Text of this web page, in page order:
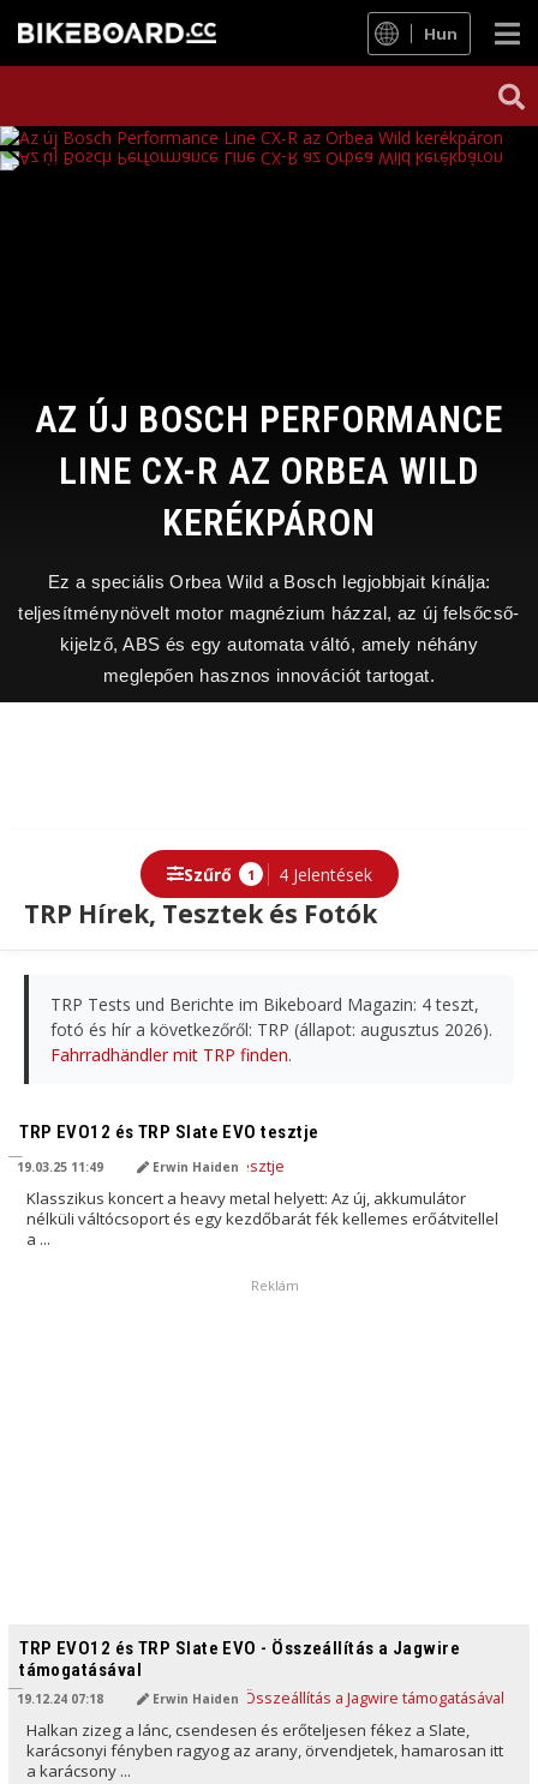
Hun
AZ ÚJ BOSCH PERFORMANCE
LINE CX-R AZ ORBEA WILD
KERÉKPÁRON
Ez a speciális Orbea Wild a Bosch legjobbjait kínálja:
teljesítménynövelt motor magnézium házzal, az új felsőcső-
kijelző, ABS és egy automata váltó, amely néhány
meglepően hasznos innovációt tartogat.
TRP Hírek, Tesztek és Fotók
Szűrő 1 4 Jelentések
TRP Tests und Berichte im Bikeboard Magazin: 4 teszt,
fotó és hír a következőről: TRP (állapot: augusztus 2026).
Fahrradhändler mit TRP finden.
TRP EVO12 és TRP Slate EVO tesztje
19.03.25 11:49 Erwin Haiden
Klasszikus koncert a heavy metal helyett: Az új, akkumulátor
nélküli váltócsoport és egy kezdőbarát fék kellemes erőátvitellel
a ...
Reklám
TRP EVO12 és TRP Slate EVO - Összeállítás a Jagwire
támogatásával
19.12.24 07:18 Erwin Haiden
Halkan zizeg a lánc, csendesen és erőteljesen fékez a Slate,
karácsonyi fényben ragyog az arany, örvendjetek, hamarosan itt
a karácsony ...